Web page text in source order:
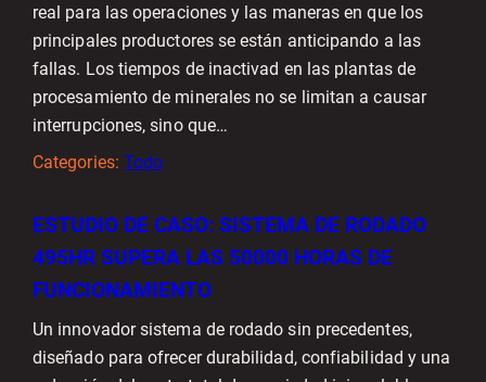
real para las operaciones y las maneras en que los
principales productores se están anticipando a las
fallas. Los tiempos de inactivad en las plantas de
procesamiento de minerales no se limitan a causar
interrupciones, sino que…
Categories: Todo
ESTUDIO DE CASO: SISTEMA DE RODADO
495HR SUPERA LAS 50000 HORAS DE
FUNCIONAMIENTO
Un innovador sistema de rodado sin precedentes,
diseñado para ofrecer durabilidad, confiabilidad y una